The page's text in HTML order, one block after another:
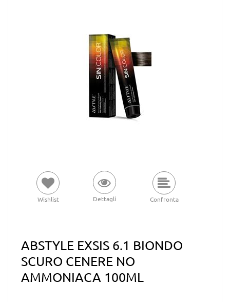
Wishlist Dettagli Confronta
ABSTYLE EXSIS 6.1 BIONDO
SCURO CENERE NO
AMMONIACA 100ML